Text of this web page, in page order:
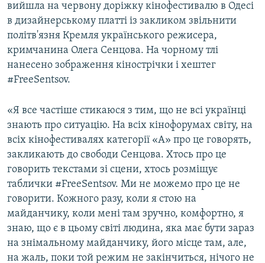
Усі сайти RFE/RL
вийшла на червону доріжку кінофестивалю в Одесі
в дизайнерському платті із закликом звільнити
політв'язня Кремля українського режисера,
кримчанина Олега Сенцова. На чорному тлі
нанесено зображення кінострічки і хештег
#FreeSentsov.
«Я все частіше стикаюся з тим, що не всі українці
знають про ситуацію. На всіх кінофорумах світу, на
всіх кінофестивалях категорії «А» про це говорять,
закликають до свободи Сенцова. Хтось про це
говорить текстами зі сцени, хтось розміщує
таблички #FreeSentsov. Ми не можемо про це не
говорити. Кожного разу, коли я стою на
майданчику, коли мені там зручно, комфортно, я
знаю, що є в цьому світі людина, яка має бути зараз
на знімальному майданчику, його місце там, але,
на жаль, поки той режим не закінчиться, нічого не